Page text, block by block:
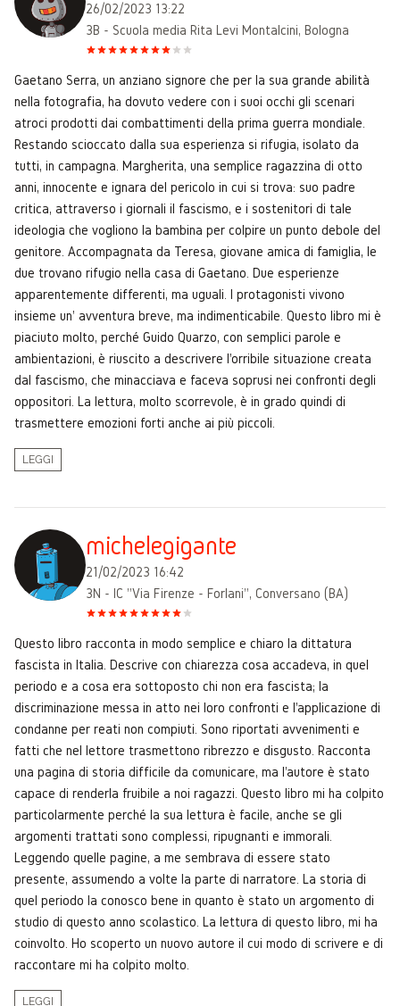
26/02/2023 13:22
3B - Scuola media Rita Levi Montalcini, Bologna
Gaetano Serra, un anziano signore che per la sua grande abilità
nella fotografia, ha dovuto vedere con i suoi occhi gli scenari
atroci prodotti dai combattimenti della prima guerra mondiale.
Restando scioccato dalla sua esperienza si rifugia, isolato da
tutti, in campagna. Margherita, una semplice ragazzina di otto
anni, innocente e ignara del pericolo in cui si trova: suo padre
critica, attraverso i giornali il fascismo, e i sostenitori di tale
ideologia che vogliono la bambina per colpire un punto debole del
genitore. Accompagnata da Teresa, giovane amica di famiglia, le
due trovano rifugio nella casa di Gaetano. Due esperienze
apparentemente differenti, ma uguali. I protagonisti vivono
insieme un' avventura breve, ma indimenticabile. Questo libro mi è
piaciuto molto, perché Guido Quarzo, con semplici parole e
ambientazioni, è riuscito a descrivere l'orribile situazione creata
dal fascismo, che minacciava e faceva soprusi nei confronti degli
oppositori. La lettura, molto scorrevole, è in grado quindi di
trasmettere emozioni forti anche ai più piccoli.
LEGGI
michelegigante
21/02/2023 16:42
3N - IC "Via Firenze - Forlani", Conversano (BA)
Questo libro racconta in modo semplice e chiaro la dittatura
fascista in Italia. Descrive con chiarezza cosa accadeva, in quel
periodo e a cosa era sottoposto chi non era fascista; la
discriminazione messa in atto nei loro confronti e l'applicazione di
condanne per reati non compiuti. Sono riportati avvenimenti e
fatti che nel lettore trasmettono ribrezzo e disgusto. Racconta
una pagina di storia difficile da comunicare, ma l'autore è stato
capace di renderla fruibile a noi ragazzi. Questo libro mi ha colpito
particolarmente perché la sua lettura è facile, anche se gli
argomenti trattati sono complessi, ripugnanti e immorali.
Leggendo quelle pagine, a me sembrava di essere stato
presente, assumendo a volte la parte di narratore. La storia di
quel periodo la conosco bene in quanto è stato un argomento di
studio di questo anno scolastico. La lettura di questo libro, mi ha
coinvolto. Ho scoperto un nuovo autore il cui modo di scrivere e di
raccontare mi ha colpito molto.
LEGGI